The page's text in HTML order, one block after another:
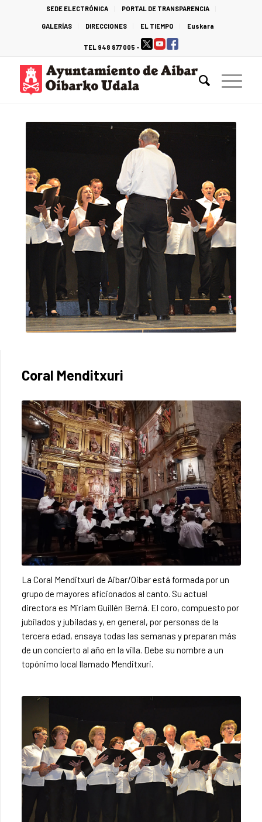
SEDE ELECTRÓNICA PORTAL DE TRANSPARENCIA
GALERÍAS DIRECCIONES EL TIEMPO Euskara
TEL 948 877 005 -
Coral Menditxuri
La Coral Menditxuri de Aibar/Oibar está formada por un
grupo de mayores aficionados al canto. Su actual
directora es Miriam Guillén Berná. El coro, compuesto por
jubilados y jubiladas y, en general, por personas de la
tercera edad, ensaya todas las semanas y preparan más
de un concierto al año en la villa. Debe su nombre a un
topónimo local llamado Menditxuri.